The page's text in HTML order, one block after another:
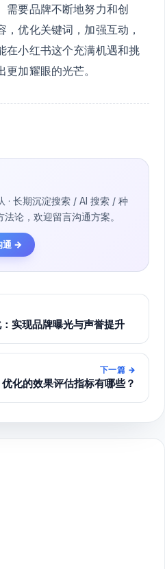
需要品牌不断地努力和创
优化关键词，加强互动，
在小红书这个充满机遇和挑
加耀眼的光芒。
· 长期沉淀搜索 / AI 搜索 / 种
论，欢迎留言沟通方案。
通 →
实现品牌曝光与声誉提升
下一篇 →
化的效果评估指标有哪些？